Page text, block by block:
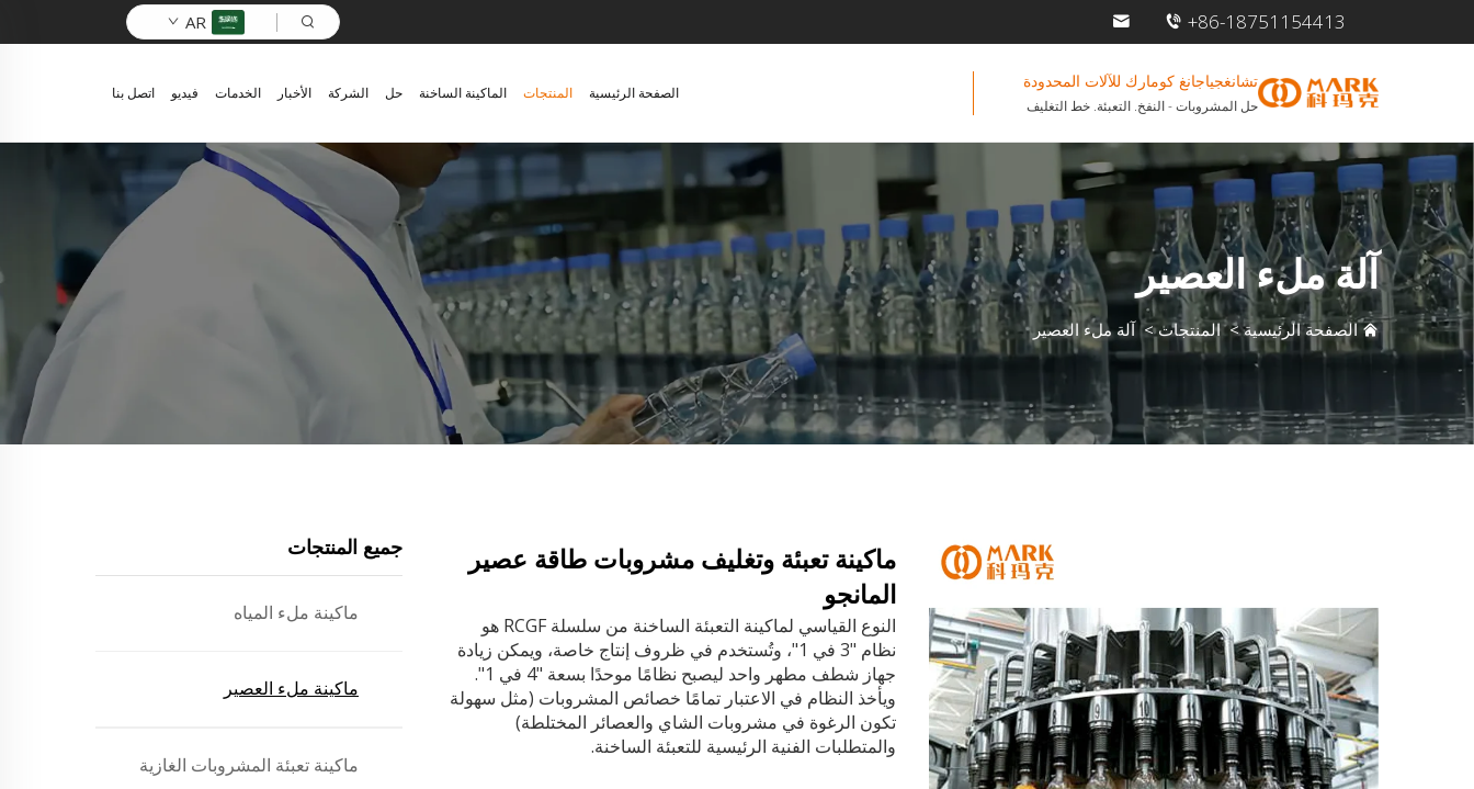
+86-18751154413
AR
تشانغجياجانغ كومارك للآلات المحدودة
حل المشروبات - النفخ. التعبئة. خط التغليف
الصفحة الرئيسية المنتجات الماكينة الساخنة حل الشركة الأخبار الخدمات فيديو اتصل بنا
آلة ملء العصير
الصفحة الرئيسية>المنتجات>آلة ملء العصير
جميع المنتجات
ماكينة ملء المياه
ماكينة ملء العصير
ماكينة تعبئة المشروبات الغازية
ماكينة تعبئة وتغليف مشروبات طاقة عصير
المانجو
النوع القياسي لماكينة التعبئة الساخنة من سلسلة RCGF هو
نظام "3 في 1"، وتُستخدم في ظروف إنتاج خاصة، ويمكن زيادة
جهاز شطف مطهر واحد ليصبح نظامًا موحدًا بسعة "4 في 1".
ويأخذ النظام في الاعتبار تمامًا خصائص المشروبات (مثل سهولة
تكون الرغوة في مشروبات الشاي والعصائر المختلطة)
والمتطلبات الفنية الرئيسية للتعبئة الساخنة.